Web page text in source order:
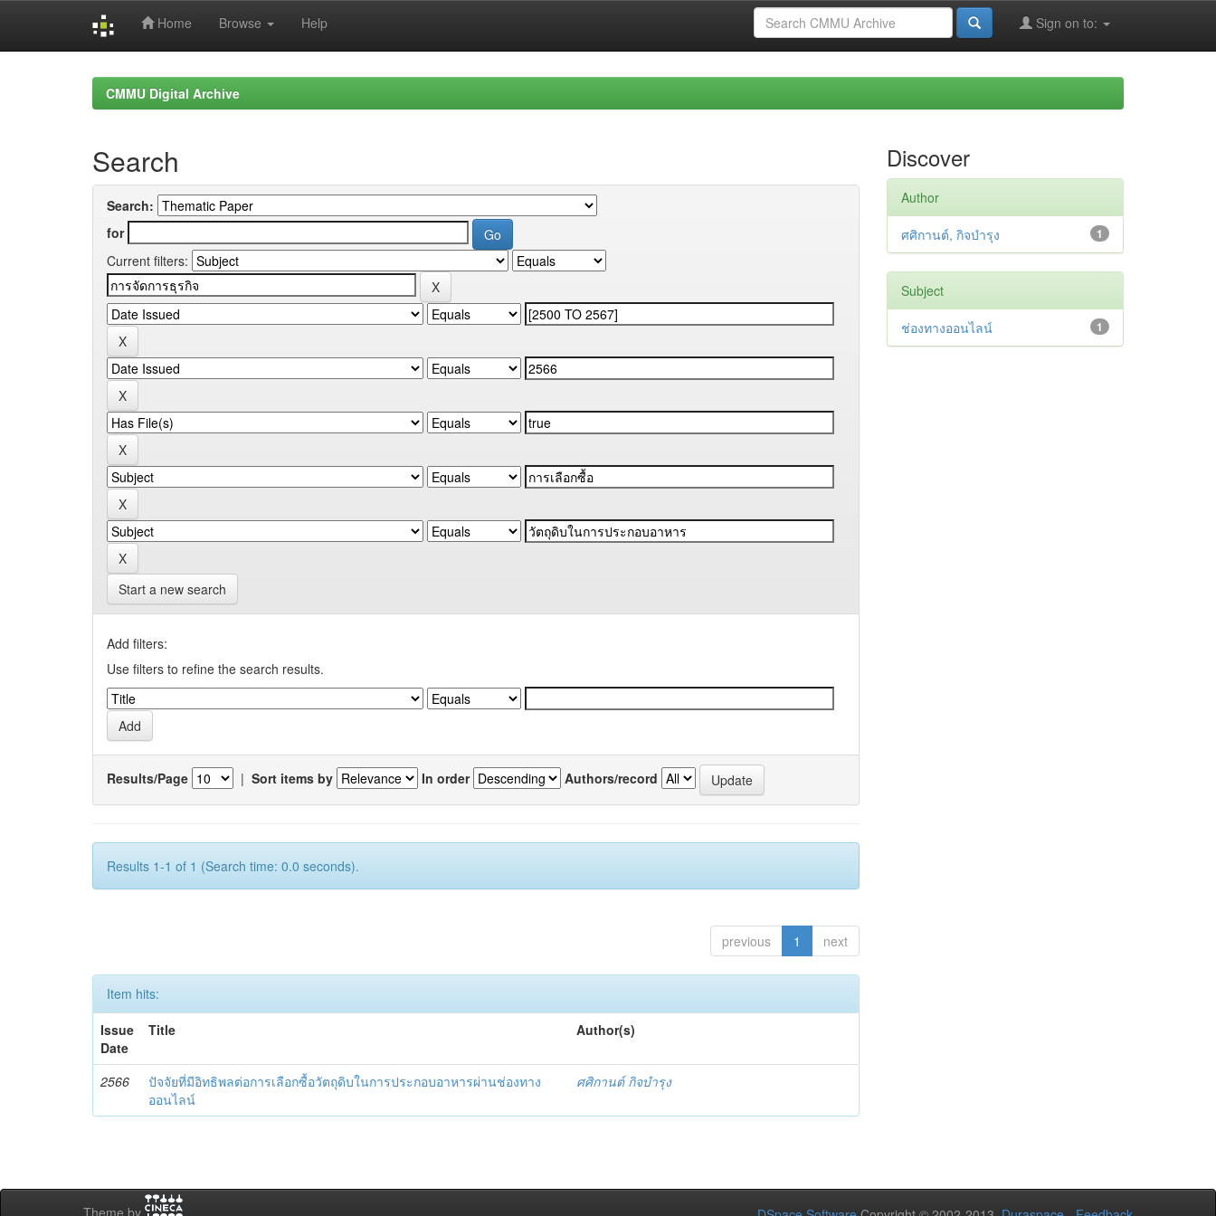
Home Browse Help Sign on to:
CMMU Digital Archive
Search
Search:
for
Current filters:
Start a new search
Add filters:
Use filters to refine the search results.
Results/Page | Sort items by In order Authors/record
Results 1-1 of 1 (Search time: 0.0 seconds).
previous 1 next
Item hits:
Issue
Date
Title Author(s)
2566
ปัจจัยที่มีอิทธิพลต่อการเลือกซื้อวัตถุดิบในการประกอบอาหารผ่านช่องทาง
ออนไลน์
ศศิกานต์ กิจบำรุง
Discover
Author
1
ศศิกานต์, กิจบำรุง
Subject
1
ช่องทางออนไลน์